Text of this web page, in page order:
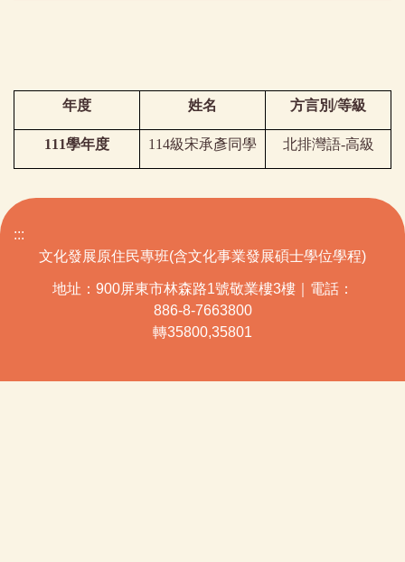
年度 姓名 方言別/等級
111學年度 114級宋承彥同學 北排灣語-高級
:::
文化發展原住民專班(含文化事業發展碩士學位學程)
地址：900屏東市林森路1號敬業樓3樓｜電話：
886-8-7663800
轉35800,35801